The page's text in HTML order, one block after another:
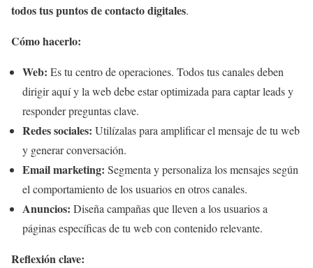
todos tus puntos de contacto digitales.
Cómo hacerlo:
Web: Es tu centro de operaciones. Todos tus canales deben
dirigir aquí y la web debe estar optimizada para captar leads y
responder preguntas clave.
Redes sociales: Utilízalas para amplificar el mensaje de tu web
y generar conversación.
Email marketing: Segmenta y personaliza los mensajes según
el comportamiento de los usuarios en otros canales.
Anuncios: Diseña campañas que lleven a los usuarios a
páginas específicas de tu web con contenido relevante.
Reflexión clave: